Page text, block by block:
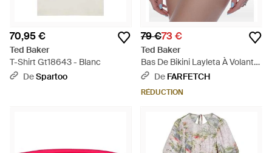
70,95 €
Ted Baker
T-Shirt Gt18643 - Blanc
DeSpartoo
79 €73 €
Ted Baker
Bas De Bikini Layleta À Volants
- Blanc
De FARFETCH
RÉDUCTION